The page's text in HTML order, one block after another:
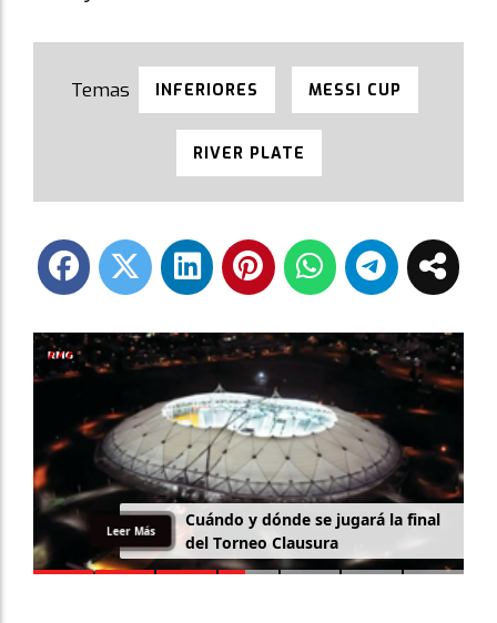
INFERIORES MESSI CUP
RIVER PLATE
Cuándo y dónde se jugará la final
del Torneo Clausura
Leer Más